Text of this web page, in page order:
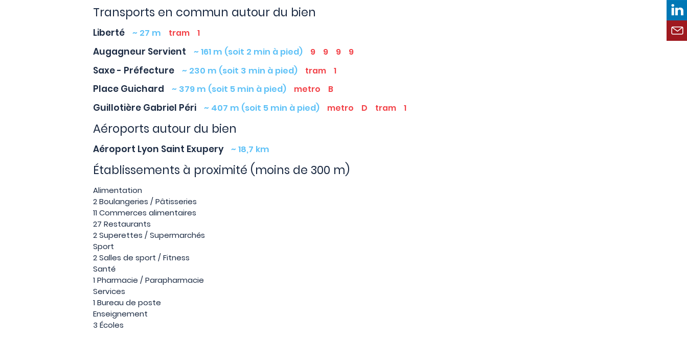
Transports en commun autour du bien
Liberté ~ 27 m tram 1
Augagneur Servient ~ 161 m (soit 2 min à pied) 9 9 9 9
Saxe - Préfecture ~ 230 m (soit 3 min à pied) tram 1
Place Guichard ~ 379 m (soit 5 min à pied) metro B
Guillotière Gabriel Péri ~ 407 m (soit 5 min à pied) metro D tram 1
Aéroports autour du bien
Aéroport Lyon Saint Exupery ~ 18,7 km
Établissements à proximité (moins de 300 m)
Alimentation
2 Boulangeries / Pâtisseries
11 Commerces alimentaires
27 Restaurants
2 Superettes / Supermarchés
Sport
2 Salles de sport / Fitness
Santé
1 Pharmacie / Parapharmacie
Services
1 Bureau de poste
Enseignement
3 Écoles